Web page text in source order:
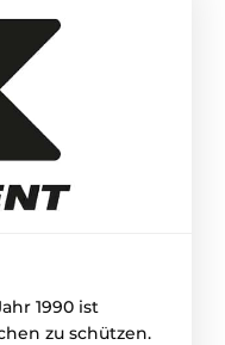
1990 ist
zu schützen.